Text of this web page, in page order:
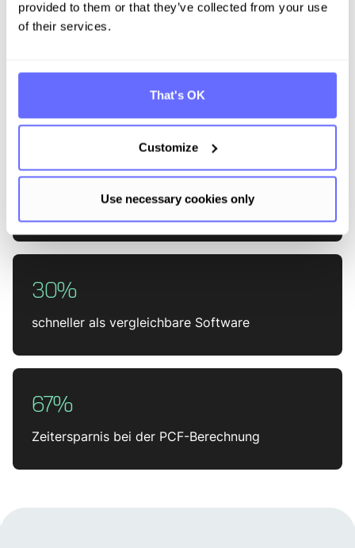
provided to them or that they’ve collected from your use
of their services.
That's OK
Customize
Use necessary cookies only
< 12
Wochen bis zur ersten Bilanz & Hotspotanalyse
> 80%
Zeitersparnis gegenüber manuellen Prozessen
30%
schneller als vergleichbare Software
67%
Zeitersparnis bei der PCF-Berechnung